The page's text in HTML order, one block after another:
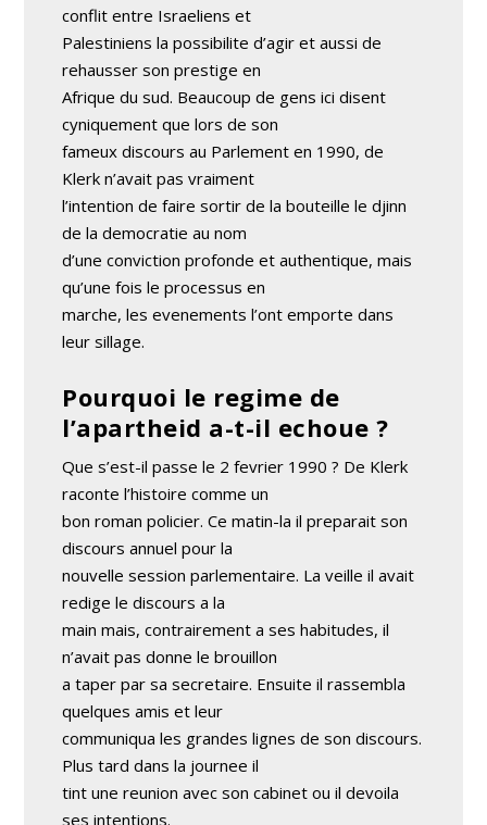
conflit entre Israeliens et
Palestiniens la possibilite d’agir et aussi de
rehausser son prestige en
Afrique du sud. Beaucoup de gens ici disent
cyniquement que lors de son
fameux discours au Parlement en 1990, de
Klerk n’avait pas vraiment
l’intention de faire sortir de la bouteille le djinn
de la democratie au nom
d’une conviction profonde et authentique, mais
qu’une fois le processus en
marche, les evenements l’ont emporte dans
leur sillage.
Pourquoi le regime de
l’apartheid a-t-il echoue ?
Que s’est-il passe le 2 fevrier 1990 ? De Klerk
raconte l’histoire comme un
bon roman policier. Ce matin-la il preparait son
discours annuel pour la
nouvelle session parlementaire. La veille il avait
redige le discours a la
main mais, contrairement a ses habitudes, il
n’avait pas donne le brouillon
a taper par sa secretaire. Ensuite il rassembla
quelques amis et leur
communiqua les grandes lignes de son discours.
Plus tard dans la journee il
tint une reunion avec son cabinet ou il devoila
ses intentions.